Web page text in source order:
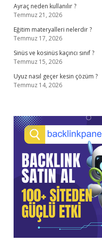
Ayraç neden kullanılır ?
Temmuz 21, 2026
Eğitim materyalleri nelerdir ?
Temmuz 17, 2026
Sinüs ve kosinüs kaçıncı sınıf ?
Temmuz 15, 2026
Uyuz nasıl geçer kesin çözüm ?
Temmuz 14, 2026